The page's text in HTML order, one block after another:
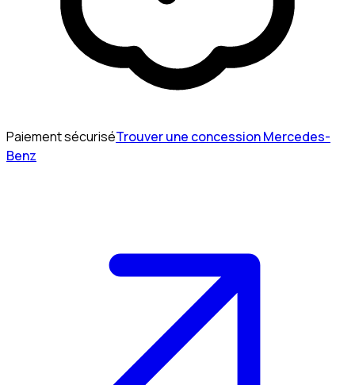
Paiement sécuriséTrouver une concession Mercedes-
Benz